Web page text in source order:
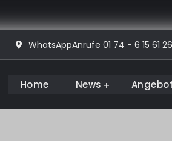
WhatsAppAnrufe 01 74 - 6 15 61 26
Home News